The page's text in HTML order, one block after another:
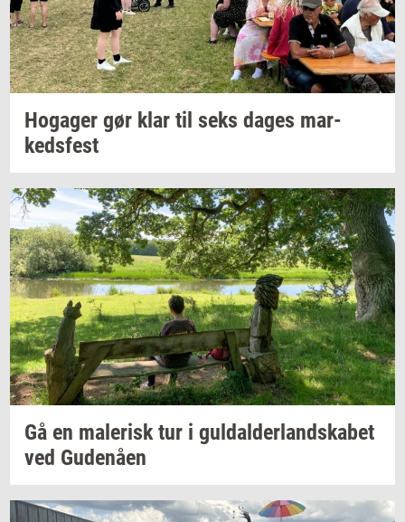
Ho­ga­ger gør klar til seks dages mar­
keds­fest
Gå en ma­le­risktur i gul­dal­der­land­ska­bet
ved Gu­denå­en